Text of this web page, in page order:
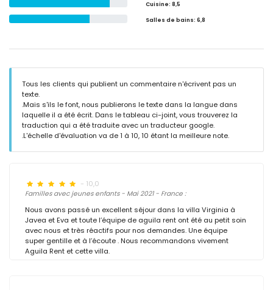
Cuisine: 8,5
Salles de bains: 6,8
Tous les clients qui publient un commentaire n'écrivent pas un
texte.
.Mais s'ils le font, nous publierons le texte dans la langue dans
laquelle il a été écrit. Dans le tableau ci-joint, vous trouverez la
traduction qui a été traduite avec un traducteur google.
.L'échelle d'évaluation va de 1 à 10, 10 étant la meilleure note.
- 10,0
Familles avec jeunes enfants - Mai 2021 - France :
Nous avons passé un excellent séjour dans la villa Virginia à
Javea et Eva et toute l’équipe de aguila rent ont été au petit soin
avec nous et très réactifs pour nos demandes. Une équipe
super gentille et à l’écoute . Nous recommandons vivement
Aguila Rent et cette villa.